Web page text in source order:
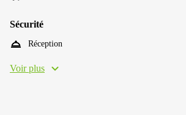
Sécurité
Réception
Voir plus